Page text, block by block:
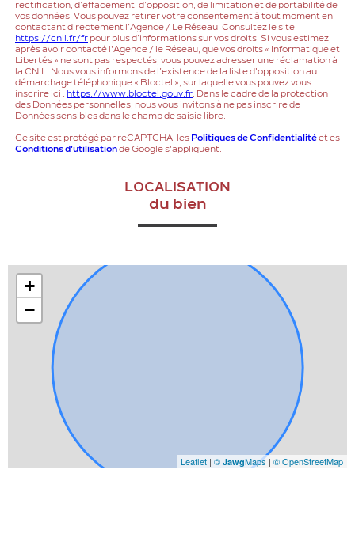
rectification, d’effacement, d’opposition, de limitation et de portabilité de
vos données. Vous pouvez retirer votre consentement à tout moment en
contactant directement l’Agence / Le Réseau. Consultez le site
https://cnil.fr/fr pour plus d’informations sur vos droits. Si vous estimez,
après avoir contacté l'Agence / le Réseau, que vos droits « Informatique et
Libertés » ne sont pas respectés, vous pouvez adresser une réclamation à
la CNIL. Nous vous informons de l’existence de la liste d'opposition au
démarchage téléphonique « Bloctel », sur laquelle vous pouvez vous
inscrire ici : https://www.bloctel.gouv.fr. Dans le cadre de la protection
des Données personnelles, nous vous invitons à ne pas inscrire de
Données sensibles dans le champ de saisie libre.
Ce site est protégé par reCAPTCHA, les Politiques de Confidentialitéet es
Conditions d'utilisationde Google s'appliquent.
LOCALISATION
du bien
+
−
Leaflet | © JawgMaps| © OpenStreetMap